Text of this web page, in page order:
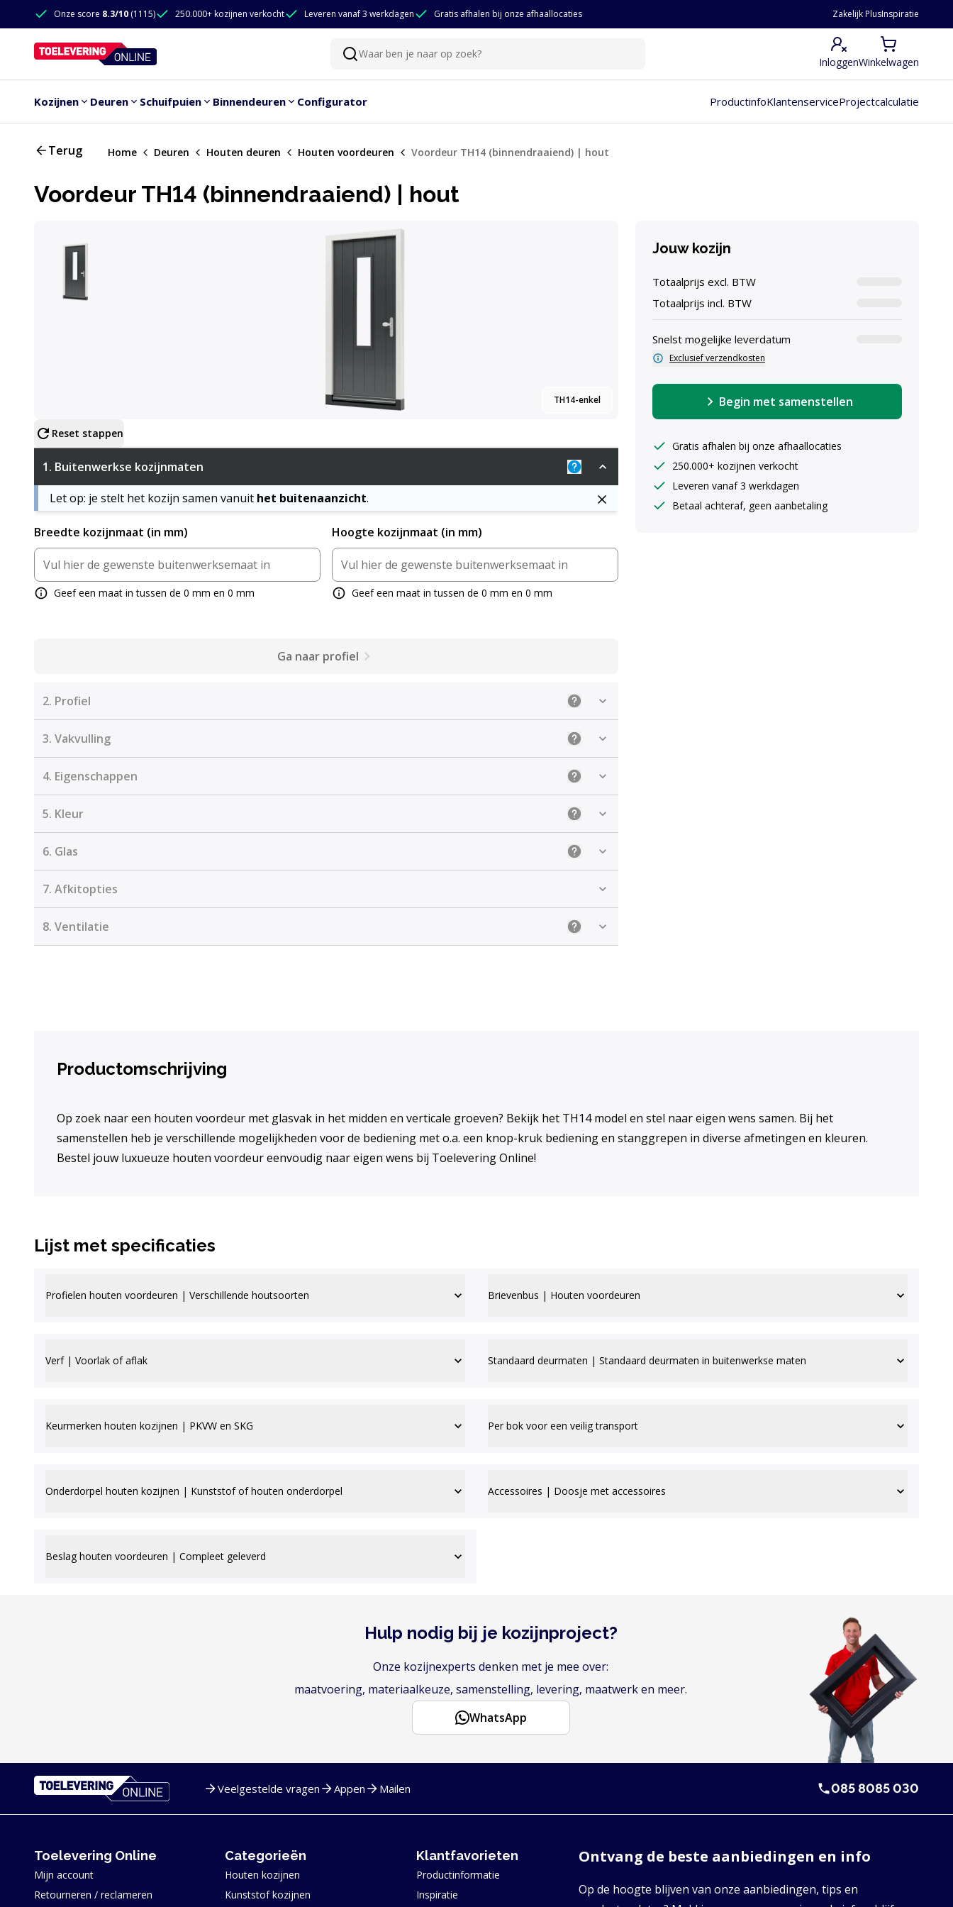
Doorgaan naar de inhoud
Onze score 8.3/10 (1115) 250.000+ kozijnen verkocht Leveren vanaf 3 werkdagen Gratis afhalen bij onze afhaallocaties Zakelijk PlusInspiratie
Zoeken
Waar ben je naar op zoek?
InloggenWinkelwagen
Kozijnen Deuren Schuifpuien Binnendeuren Configurator ProductinfoKlantenserviceProjectcalculatie
Terug Home Deuren Houten deuren Houten voordeuren Voordeur TH14 (binnendraaiend) | hout
Voordeur TH14 (binnendraaiend) | hout
TH14-enkel
Configureer product
Reset stappen
1. Buitenwerkse kozijnmaten
Uitleg: De juiste maten ingeven
Let op: je stelt het kozijn samen vanuit het buitenaanzicht.
Breedte kozijnmaat (in mm)
Geef een maat in tussen de 0 mm en 0 mm
Hoogte kozijnmaat (in mm)
Geef een maat in tussen de 0 mm en 0 mm
Ga naar profiel
2. Profiel Uitleg: Selecteer het gewenste profiel
3. Vakvulling Uitleg: De juiste vakvulling kiezen
4. Eigenschappen Uitleg: Selecteer de gewenste eigenschappen
5. Kleur Uitleg: Kies de juiste kleur en afwerking
6. Glas Uitleg: Kies de gewenste beglazing
7. Afkitopties
8. Ventilatie Uitleg: Kiezen voor ventilatie
Jouw kozijn
Totaalprijs excl. BTW
Totaalprijs incl. BTW
Snelst mogelijke leverdatum
Exclusief verzendkosten
Begin met samenstellen
Gratis afhalen bij onze afhaallocaties
250.000+ kozijnen verkocht
Leveren vanaf 3 werkdagen
Betaal achteraf, geen aanbetaling
Productomschrijving
Op zoek naar een houten voordeur met glasvak in het midden en verticale groeven? Bekijk het TH14 model en stel naar eigen wens samen. Bij het
samenstellen heb je verschillende mogelijkheden voor de bediening met o.a. een knop-kruk bediening en stanggrepen in diverse afmetingen en kleuren.
Bestel jouw luxueuze houten voordeur eenvoudig naar eigen wens bij Toelevering Online!
Lijst met specificaties
Profielen houten voordeuren | Verschillende houtsoorten
Verf | Voorlak of aflak
Keurmerken houten kozijnen | PKVW en SKG
Onderdorpel houten kozijnen | Kunststof of houten onderdorpel
Beslag houten voordeuren | Compleet geleverd
Brievenbus | Houten voordeuren
Standaard deurmaten | Standaard deurmaten in buitenwerkse maten
Per bok voor een veilig transport
Accessoires | Doosje met accessoires
Hulp nodig bij je kozijnproject?
Onze kozijnexperts denken met je mee over:
maatvoering, materiaalkeuze, samenstelling, levering, maatwerk en meer.
WhatsApp
Veelgestelde vragen Appen Mailen 085 8085 030
Toelevering Online
Mijn account
Retourneren / reclameren
Categorieën
Houten kozijnen
Kunststof kozijnen
Klantfavorieten
Productinformatie
Inspiratie
Ontvang de beste aanbiedingen en info
Op de hoogte blijven van onze aanbiedingen, tips en